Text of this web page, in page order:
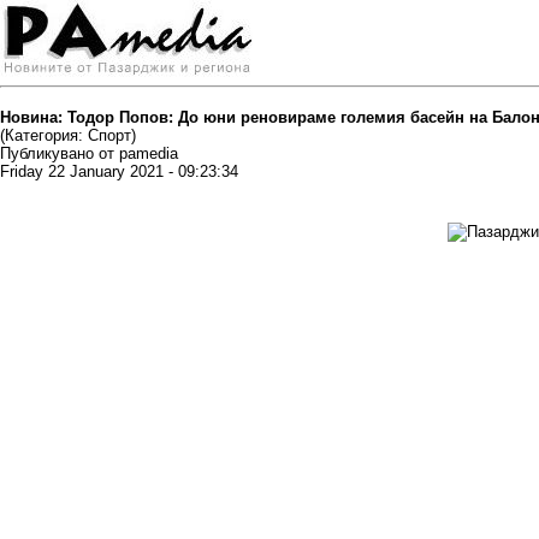
Новина: Тодор Попов: До юни реновираме големия басейн на
(Категория: Спорт)
Публикувано от pamedia
Friday 22 January 2021 - 09:23:34